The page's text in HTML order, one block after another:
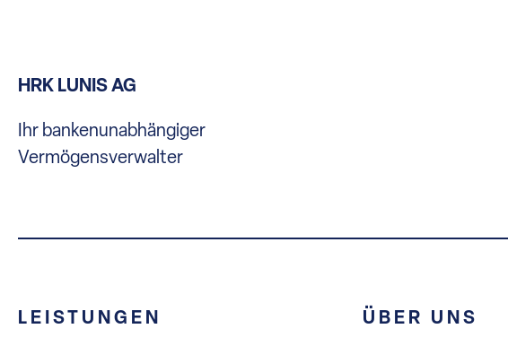
HRK LUNIS AG
Ihr bankenunabhängiger
Vermögensverwalter
LEISTUNGEN ÜBER UNS